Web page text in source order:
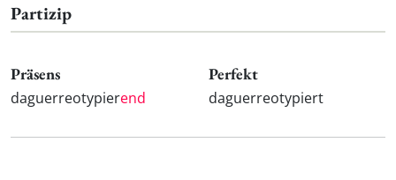
Partizip
Präsens
daguerreotypierend
Perfekt
daguerreotypiert